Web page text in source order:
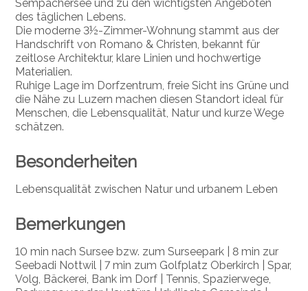
Sempachersee und zu den wichtigsten Angeboten
des täglichen Lebens.
Die moderne 3½-Zimmer-Wohnung stammt aus der
Handschrift von Romano & Christen, bekannt für
zeitlose Architektur, klare Linien und hochwertige
Materialien.
Ruhige Lage im Dorfzentrum, freie Sicht ins Grüne und
die Nähe zu Luzern machen diesen Standort ideal für
Menschen, die Lebensqualität, Natur und kurze Wege
schätzen.
Besonderheiten
Lebensqualität zwischen Natur und urbanem Leben
Bemerkungen
10 min nach Sursee bzw. zum Surseepark | 8 min zur
Seebadi Nottwil | 7 min zum Golfplatz Oberkirch | Spar,
Volg, Bäckerei, Bank im Dorf | Tennis, Spazierwege,